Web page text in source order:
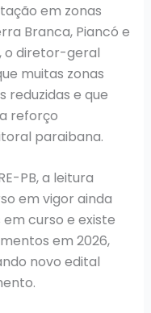
em zonas
Branca, Piancó e
o diretor-geral
muitas zonas
reduzidas e que
reforço
paraibana.
PB, a leitura
em vigor ainda
curso e existe
em 2026,
novo edital